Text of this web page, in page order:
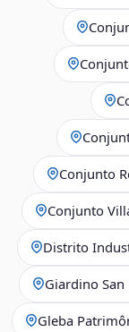
Conjunto
Conjunto
Distrito
Giardino San
Gleba